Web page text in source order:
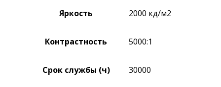
Яркость 2000 кд/м2
Контрастность 5000:1
Срок службы (ч) 30000